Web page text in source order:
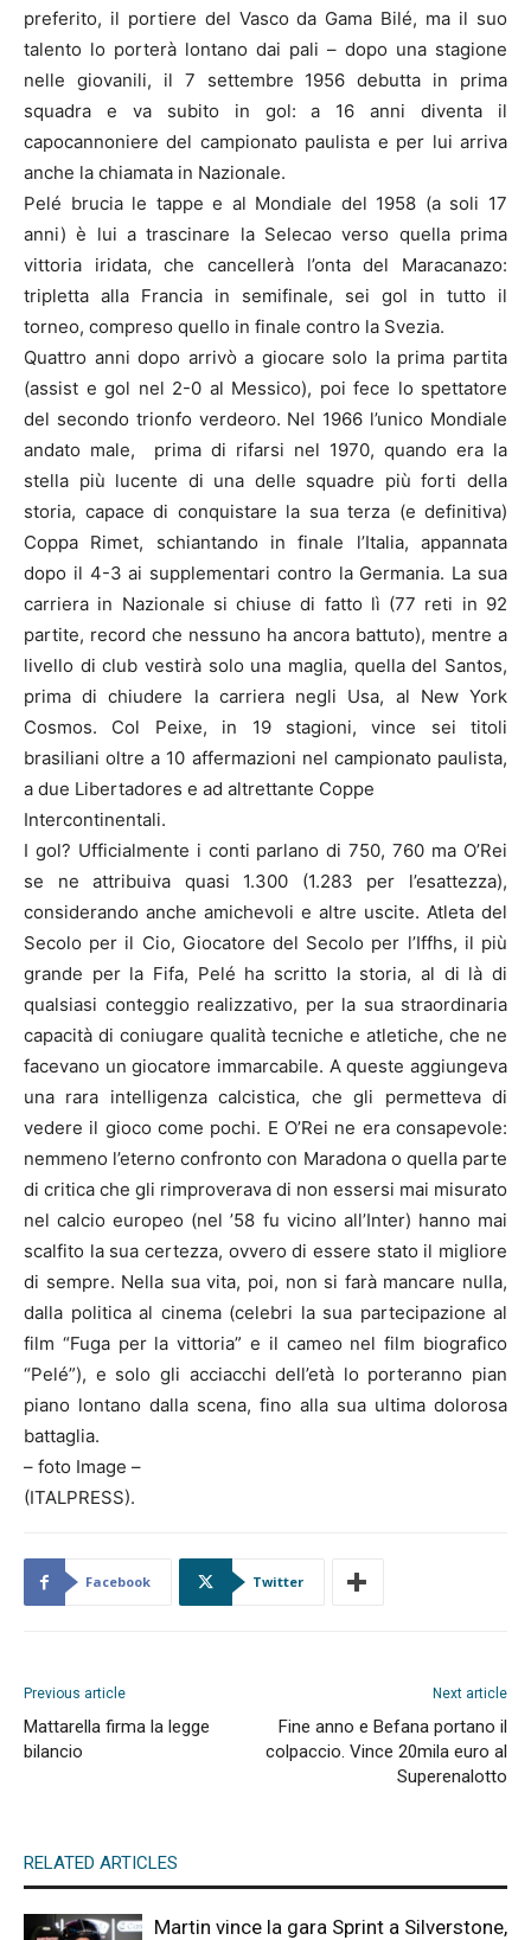
preferito, il portiere del Vasco da Gama Bilé, ma il suo
talento lo porterà lontano dai pali – dopo una stagione
nelle giovanili, il 7 settembre 1956 debutta in prima
squadra e va subito in gol: a 16 anni diventa il
capocannoniere del campionato paulista e per lui arriva
anche la chiamata in Nazionale.
Pelé brucia le tappe e al Mondiale del 1958 (a soli 17
anni) è lui a trascinare la Selecao verso quella prima
vittoria iridata, che cancellerà l’onta del Maracanazo:
tripletta alla Francia in semifinale, sei gol in tutto il
torneo, compreso quello in finale contro la Svezia.
Quattro anni dopo arrivò a giocare solo la prima partita
(assist e gol nel 2-0 al Messico), poi fece lo spettatore
del secondo trionfo verdeoro. Nel 1966 l’unico Mondiale
andato male, prima di rifarsi nel 1970, quando era la
stella più lucente di una delle squadre più forti della
storia, capace di conquistare la sua terza (e definitiva)
Coppa Rimet, schiantando in finale l’Italia, appannata
dopo il 4-3 ai supplementari contro la Germania. La sua
carriera in Nazionale si chiuse di fatto lì (77 reti in 92
partite, record che nessuno ha ancora battuto), mentre a
livello di club vestirà solo una maglia, quella del Santos,
prima di chiudere la carriera negli Usa, al New York
Cosmos. Col Peixe, in 19 stagioni, vince sei titoli
brasiliani oltre a 10 affermazioni nel campionato paulista,
a due Libertadores e ad altrettante Coppe
Intercontinentali.
I gol? Ufficialmente i conti parlano di 750, 760 ma O’Rei
se ne attribuiva quasi 1.300 (1.283 per l’esattezza),
considerando anche amichevoli e altre uscite. Atleta del
Secolo per il Cio, Giocatore del Secolo per l’Iffhs, il più
grande per la Fifa, Pelé ha scritto la storia, al di là di
qualsiasi conteggio realizzativo, per la sua straordinaria
capacità di coniugare qualità tecniche e atletiche, che ne
facevano un giocatore immarcabile. A queste aggiungeva
una rara intelligenza calcistica, che gli permetteva di
vedere il gioco come pochi. E O’Rei ne era consapevole:
nemmeno l’eterno confronto con Maradona o quella parte
di critica che gli rimproverava di non essersi mai misurato
nel calcio europeo (nel ’58 fu vicino all’Inter) hanno mai
scalfito la sua certezza, ovvero di essere stato il migliore
di sempre. Nella sua vita, poi, non si farà mancare nulla,
dalla politica al cinema (celebri la sua partecipazione al
film “Fuga per la vittoria” e il cameo nel film biografico
“Pelé”), e solo gli acciacchi dell’età lo porteranno pian
piano lontano dalla scena, fino alla sua ultima dolorosa
battaglia.
– foto Image –
(ITALPRESS).
Facebook Twitter
Previous article
Mattarella firma la legge
bilancio
Next article
Fine anno e Befana portano il
colpaccio. Vince 20mila euro al
Superenalotto
RELATED ARTICLES
Martin vince la gara Sprint a Silverstone,